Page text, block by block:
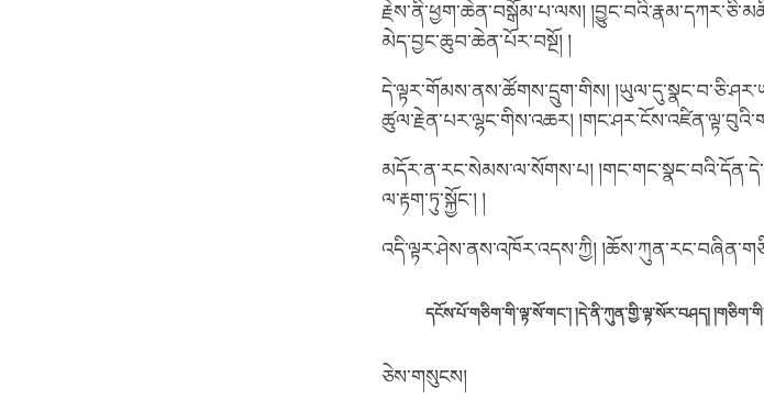
རྗེས་ནི་ཕྱག་ཆེན་བསྒོམ་པ་ལས།
མེད་བྱང་ཆུབ་ཆེན་པོར་བསྔོ། །
དེ་ལྟར་གོམས་ནས་ཚོགས་དྲུག་གིས།
ཚུལ་རྗེན་པར་ལྷང་གིས་འཆར།
མདོར་ན་རང་སེམས་ལ་སོགས་པ།
ལ་རྟག་ཏུ་སྐྱོང་། །
འདི་ལྟར་ཤེས་ནས་འཁོར་འདས་ཀྱི།
དངོས་པོ་གཅིག་གི་ལྟ་སོ་གང་། །དེ་ནི་ཀུན་གྱི་ལྟ་སོར་བཤད།
ཅེས་གསུངས།